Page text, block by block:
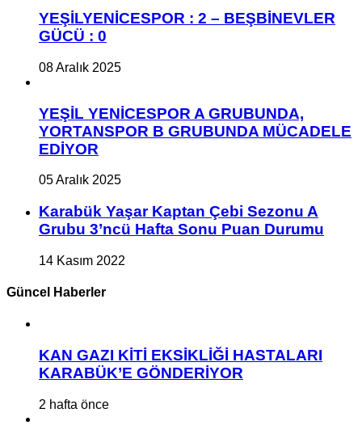
YEŞİLYENİCESPOR : 2 – BEŞBİNEVLER
GÜCÜ : 0
08 Aralık 2025
YEŞİL YENİCESPOR A GRUBUNDA,
YORTANSPOR B GRUBUNDA MÜCADELE
EDİYOR
05 Aralık 2025
Karabük Yaşar Kaptan Çebi Sezonu A
Grubu 3’ncü Hafta Sonu Puan Durumu
14 Kasım 2022
Güncel Haberler
KAN GAZI KİTİ EKSİKLİĞİ HASTALARI
KARABÜK’E GÖNDERİYOR
2 hafta önce